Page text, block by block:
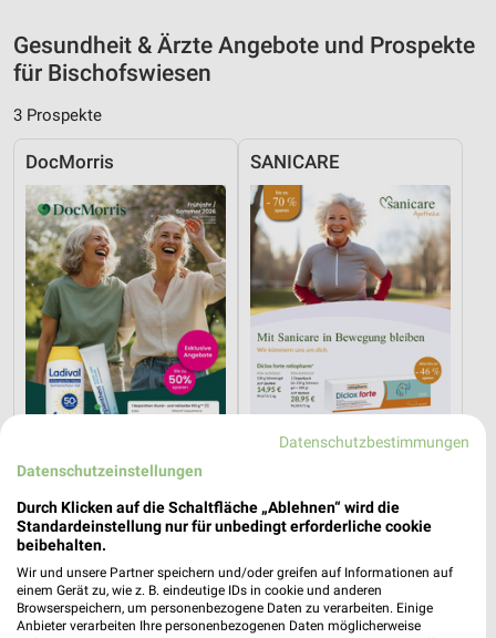
Gesundheit & Ärzte Angebote und Prospekte
für Bischofswiesen
3 Prospekte
DocMorris
Frühjahr / Sommer 2026
Gültig bis So. 13.09.
SANICARE
Rheuma Katalog 2026
Gültig 2026
SANICARE
Datenschutzbestimmungen
Datenschutzeinstellungen
Durch Klicken auf die Schaltfläche „Ablehnen“ wird die
Standardeinstellung nur für unbedingt erforderliche cookie
beibehalten.
Wir und unsere Partner speichern und/oder greifen auf Informationen auf
einem Gerät zu, wie z. B. eindeutige IDs in cookie und anderen
Browserspeichern, um personenbezogene Daten zu verarbeiten. Einige
Anbieter verarbeiten Ihre personenbezogenen Daten möglicherweise